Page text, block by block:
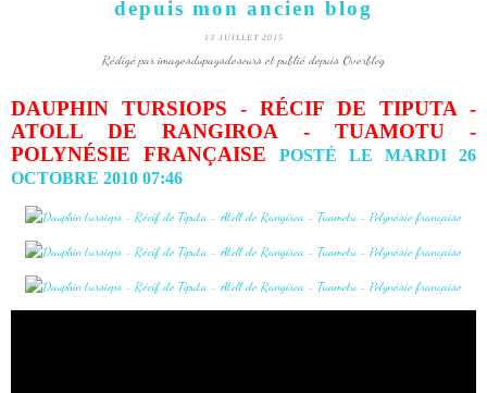
depuis mon ancien blog
13 JUILLET 2015
Rédigé par imagesdupaysdesours et publié depuis Overblog
DAUPHIN TURSIOPS - RÉCIF DE TIPUTA -
ATOLL DE RANGIROA - TUAMOTU -
POLYNÉSIE FRANÇAISE
POSTÉ LE MARDI 26
OCTOBRE 2010 07:46